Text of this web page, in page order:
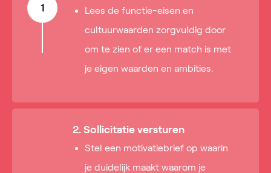
1
Lees de functie-eisen en
cultuurwaarden zorgvuldig door
om te zien of er een match is met
je eigen waarden en ambities.
2. Sollicitatie versturen
Stel een motivatiebrief op waarin
je duidelijk maakt waarom je